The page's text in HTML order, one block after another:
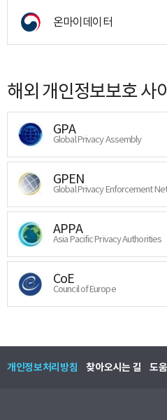
온마이데이터
해외 개인정보보호 사
GPA
Global Privacy Assembly
GPEN
Global Privacy Enforcement
APPA
Asia Pacific Privacy Authorities
CoE
Council of Europe
개인정보처리방침 찾아오시는 길 도